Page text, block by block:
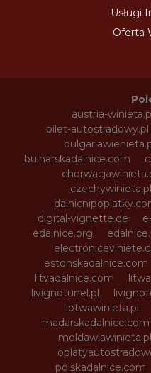
Usługi
Oferta
austria-
bilet-autostradowy.pl
bulharskadalnice.com
czechywinieta.pl
digital-vignette.de
edalnice.org
estonskadalnice.com
litvadalnice.com
livignotunel.pl
lotwawinieta.pl
madarskadalnice.com
moldawiawinieta.pl
polskadalnice.com